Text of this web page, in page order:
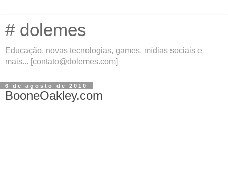
# dolemes
Educação, novas tecnologias, games, mídias sociais e
mais... [contato@dolemes.com]
6 de agosto de 2010
BooneOakley.com